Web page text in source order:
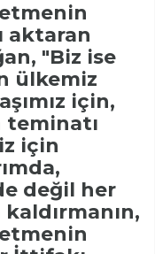
etmenin
aktaran
"Biz ise
ülkemiz
için,
için
değil her
etmenin